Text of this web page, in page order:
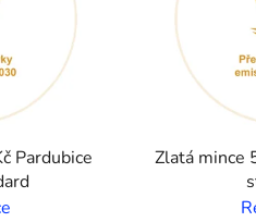
Pardubice
Zlatá mince